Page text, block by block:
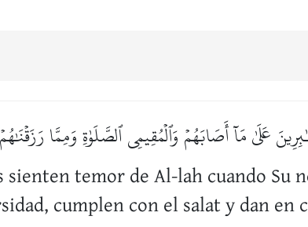
عَلَىٰ مَآ أَصَابَهُمۡ وَٱلۡمُقِيمِي ٱلصَّلَوٰةِ وَمِمَّا
sienten temor de Al-lah cuando Su
cumplen con el salat y dan en